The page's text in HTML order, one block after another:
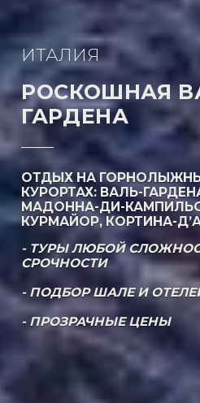
ИТАЛИЯ
РОСКОШНАЯ
ГАРДЕНА
ОТДЫХ НА
КУРОРТАХ: ВАЛЬ-
МАДОННА-ДИ-
КУРМАЙОР, КОРТИНА-
- ТУРЫ ЛЮБОЙ
СРОЧНОСТИ
- ПОДБОР ШАЛЕ И
- ПРОЗРАЧНЫЕ ЦЕНЫ